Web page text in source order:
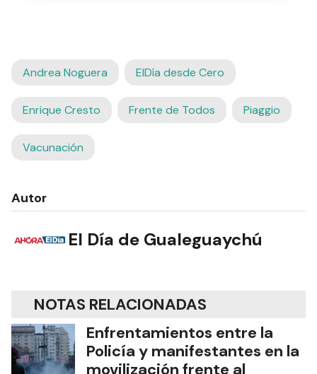
Enrique Cresto
Vacunación
El Día de Gualeguaychú